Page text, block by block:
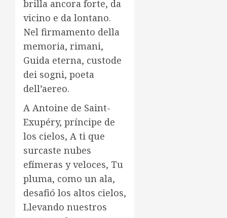
brilla ancora forte, da
vicino e da lontano.
Nel firmamento della
memoria, rimani,
Guida eterna, custode
dei sogni, poeta
dell’aereo.
A Antoine de Saint-
Exupéry, príncipe de
los cielos, A ti que
surcaste nubes
efímeras y veloces, Tu
pluma, como un ala,
desafió los altos cielos,
Llevando nuestros